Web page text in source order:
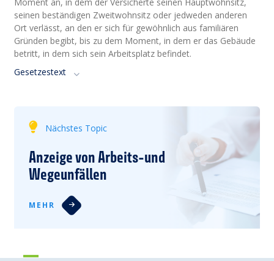
seinen beständigen Zweitwohnsitz oder jedweden anderen
Ort verlässt, an den er sich für gewöhnlich aus familiären
Gründen begibt, bis zu dem Moment, in dem er das Gebäude
betritt, in dem sich sein Arbeitsplatz befindet.
Gesetzestext
Nächstes Topic
Anzeige von Arbeits-und
Wegeunfällen
MEHR